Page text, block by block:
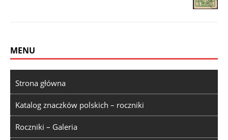
MENU
Strona główna
Katalog znaczków polskich – roczniki
Roczniki – Galeria